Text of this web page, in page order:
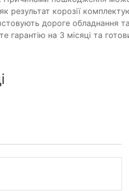
результат корозії
дороге обладнання
гарантію на 3 місяці та